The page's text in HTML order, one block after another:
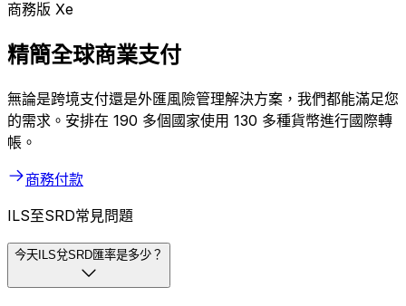
商務版 Xe
精簡全球商業支付
無論是跨境支付還是外匯風險管理解決方案，我們都能滿足您
的需求。安排在 190 多個國家使用 130 多種貨幣進行國際轉
帳。
商務付款
ILS至SRD常見問題
今天ILS兌SRD匯率是多少？